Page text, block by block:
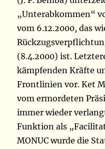
„Unterabkommen“
vom 6.12.2000, das
(8.4.2000) ist.
kämpfenden Kräfte
Frontlinien vor. Ket
vom ermordeten
immer wieder
Funktion als
MONUC wurde die